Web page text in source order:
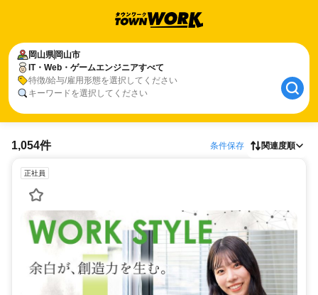
岡山県 岡山市
IT・Web・ゲームエンジニアすべて
特徴/給与/雇用形態を選択してください
キーワードを選択してください
1,054件 条件保存 関連度順
正社員